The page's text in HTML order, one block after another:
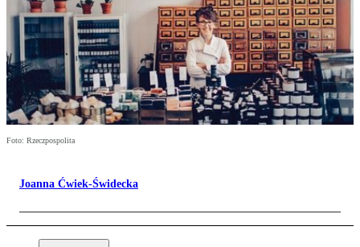
Foto: Rzeczpospolita
Joanna Ćwiek-Świdecka